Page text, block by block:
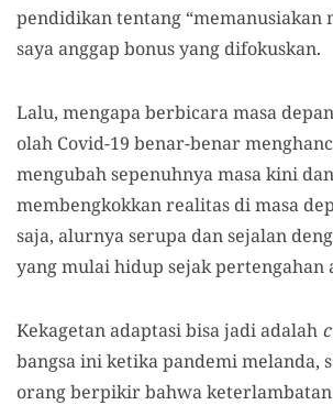
pendidikan tentang “memanusiakan
saya anggap bonus yang difokuskan.
Lalu, mengapa berbicara masa
olah Covid-19 benar-benar
mengubah sepenuhnya masa kini dan
membengkokkan realitas di masa
saja, alurnya serupa dan sejalan
yang mulai hidup sejak pertengahan
Kekagetan adaptasi bisa jadi adalah
bangsa ini ketika pandemi melanda,
orang berpikir bahwa